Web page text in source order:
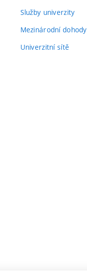
Služby univerzity
Mezinárodní dohody
Univerzitní sítě